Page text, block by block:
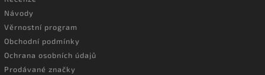
Návody
Věrnostní program
Obchodní podmínky
Ochrana osobních údajů
Prodávané značky